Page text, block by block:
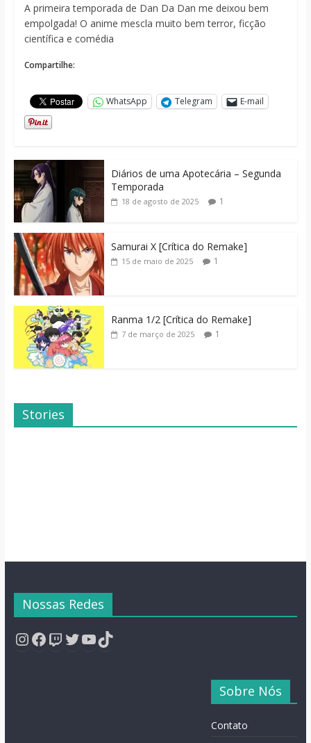
A primeira temporada de Dan Da Dan me deixou bem
empolgada! O anime mescla muito bem terror, ficção
científica e comédia
Compartilhe:
WhatsApp Telegram E-mail
Diários de uma Apotecária – Segunda
Temporada
18 de agosto de 2025 1
Samurai X [Crítica do Remake]
15 de maio de 2025 1
Ranma 1/2 [Crítica do Remake]
7 de março de 2025 1
Stories
Dicas de Filmes
Para o Fim de
Família Inusitada
Nossas Redes
Instagram
Facebook
Twitch
Twitter
YouTube
TikTok
Sobre Nós
Contato